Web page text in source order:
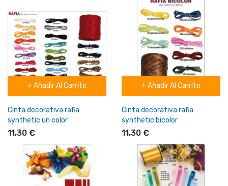
+ Añadir Al Carrito
Cinta decorativa rafia
synthetic un color
11,30 €
+ Añadir Al Carrito
Cinta decorativa rafia
synthetic bicolor
11,30 €